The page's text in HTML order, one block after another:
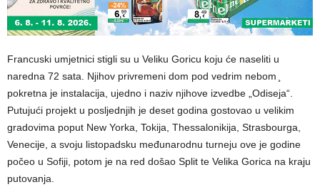
Francuski umjetnici stigli su u Veliku Goricu koju će naseliti u
naredna 72 sata. Njihov privremeni dom pod vedrim nebom ̧
pokretna je instalacija, ujedno i naziv njihove izvedbe „Odiseja“.
Putujući projekt u posljednjih je deset godina gostovao u velikim
gradovima poput New Yorka, Tokija, Thessalonikija, Strasbourga,
Venecije, a svoju listopadsku međunarodnu turneju ove je godine
počeo u Sofiji, potom je na red došao Split te Velika Gorica na kraju
putovanja.